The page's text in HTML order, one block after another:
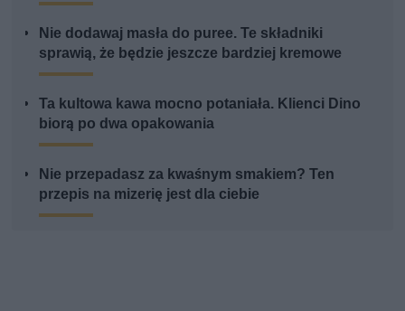
Nie dodawaj masła do puree. Te składniki
sprawią, że będzie jeszcze bardziej kremowe
Ta kultowa kawa mocno potaniała. Klienci Dino
biorą po dwa opakowania
Nie przepadasz za kwaśnym smakiem? Ten
przepis na mizerię jest dla ciebie